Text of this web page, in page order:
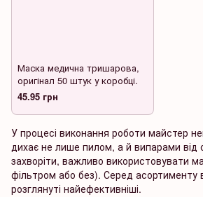
Маска медична тришарова,
оригінал 50 штук у коробці.
45.95 грн
У процесі виконання роботи майстер
дихає не лише пилом, а й випарами від
захворіти, важливо використовувати
фільтром або без). Серед асортименту
розглянуті найефективніші.